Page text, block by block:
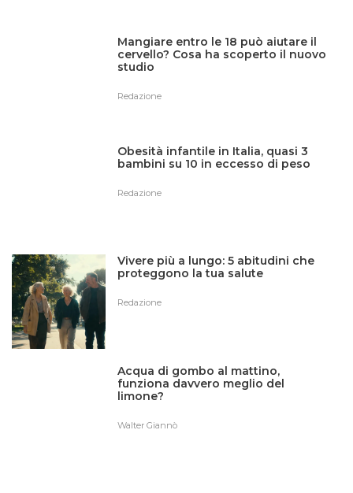
Mangiare entro le 18 può aiutare il
cervello? Cosa ha scoperto il nuovo
studio
Redazione
Obesità infantile in Italia, quasi 3
bambini su 10 in eccesso di peso
Redazione
Vivere più a lungo: 5 abitudini che
proteggono la tua salute
Redazione
Acqua di gombo al mattino,
funziona davvero meglio del
limone?
Walter Giannò